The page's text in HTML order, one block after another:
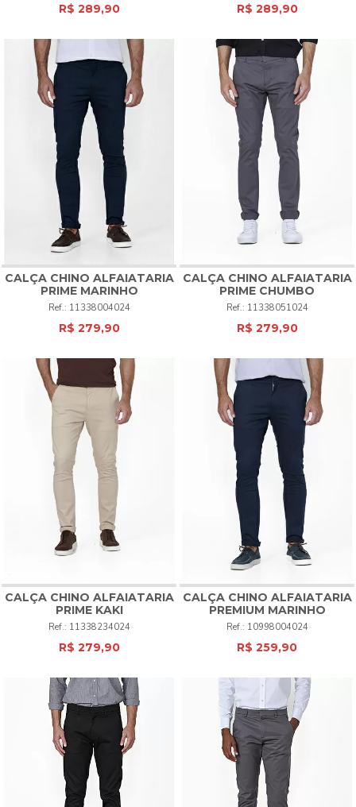
R$ 289,90 R$ 289,90
CALÇA CHINO ALFAIATARIA
PRIME MARINHO
11338004024
R$ 279,90
CALÇA CHINO ALFAIATARIA
PRIME CHUMBO
11338051024
R$ 279,90
CALÇA CHINO ALFAIATARIA
PRIME KAKI
11338234024
R$ 279,90
CALÇA CHINO ALFAIATARIA
PREMIUM MARINHO
10998004024
R$ 259,90